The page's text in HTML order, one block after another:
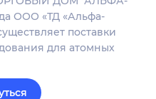
ООО «ТД «Альфа-
поставки
для атомных